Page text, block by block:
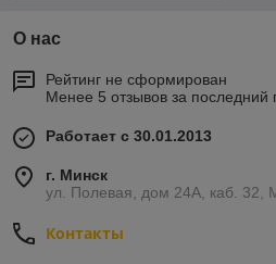
О нас
Рейтинг не сформирован
Менее 5 отзывов за последний
Работает с 30.01.2013
г. Минск
ул. Полевая, дом 24А, каб. 32,
Контакты